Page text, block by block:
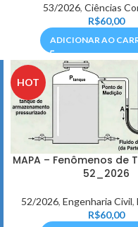
53/2026, Ciências
R$60,00
ADICIONAR AO
HOT
MAPA – Fenômenos de
52_2026
52/2026,Engenharia Civil,
R$60,00